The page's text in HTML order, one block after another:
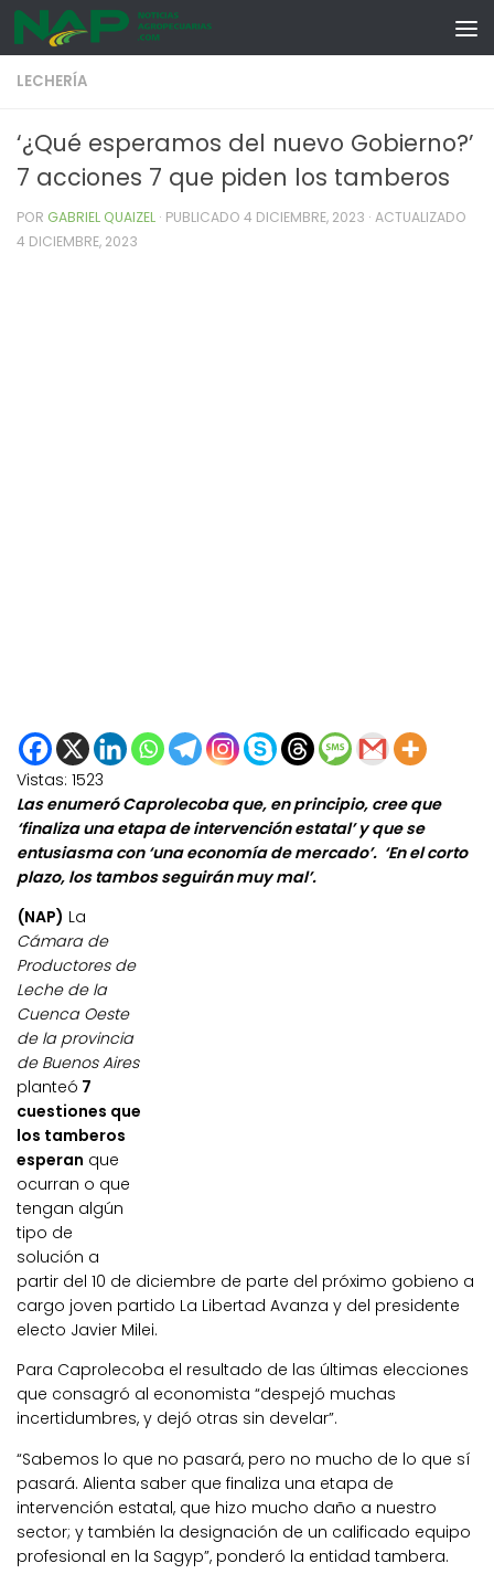
Skip to content
LECHERÍA
‘¿Qué esperamos del nuevo Gobierno?’
7 acciones 7 que piden los tamberos
POR GABRIEL QUAIZEL · PUBLICADO 4 DICIEMBRE, 2023 · ACTUALIZADO
4 DICIEMBRE, 2023
Vistas: 1523
Las enumeró Caprolecoba que, en principio, cree que
‘finaliza una etapa de intervención estatal’ y que se
entusiasma con ‘una economía de mercado’. ‘En el corto
plazo, los tambos seguirán muy mal’.
(NAP) La
Cámara de
Productores de
Leche de la
Cuenca Oeste
de la provincia
de Buenos Aires
planteó 7
cuestiones que
los tamberos
esperan que
ocurran o que
tengan algún
tipo de
solución a
partir del 10 de diciembre de parte del próximo gobieno a
cargo joven partido La Libertad Avanza y del presidente
electo Javier Milei.
Para Caprolecoba el resultado de las últimas elecciones
que consagró al economista “despejó muchas
incertidumbres, y dejó otras sin develar”.
“Sabemos lo que no pasará, pero no mucho de lo que sí
pasará. Alienta saber que finaliza una etapa de
intervención estatal, que hizo mucho daño a nuestro
sector; y también la designación de un calificado equipo
profesional en la Sagyp”, ponderó la entidad tambera.